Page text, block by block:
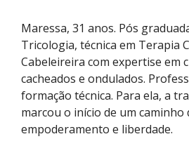
Maressa, 31 anos. Pós
Tricologia, técnica em Terapia
Cabeleireira com expertise em
cacheados e ondulados.
formação técnica. Para ela, a
marcou o início de um caminho
empoderamento e liberdade.